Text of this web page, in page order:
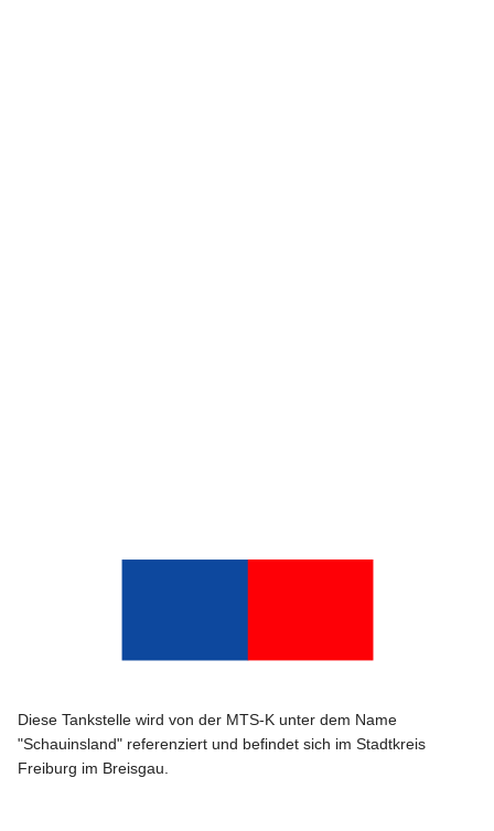
Diese Tankstelle wird von der MTS-K unter dem Name
"Schauinsland" referenziert und befindet sich im Stadtkreis
Freiburg im Breisgau.